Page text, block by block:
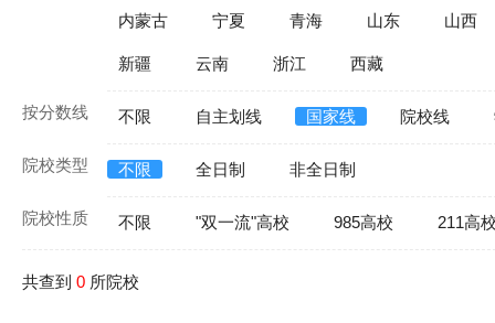
内蒙古 宁夏 青海 山东 山西
新疆 云南 浙江 西藏
按分数线 不限 自主划线 国家线 院校线
院校类型 不限 全日制 非全日制
院校性质 不限 "双一流"高校 985高校 211高
共查到 0 所院校